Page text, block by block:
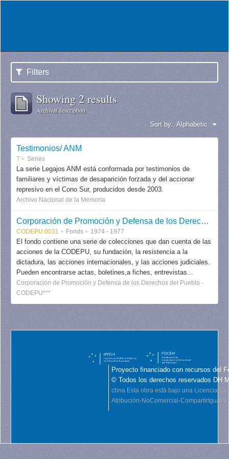
Filters
Showing 2 results
Archival description
Sort by: Alphabetic
Testimonios/ ANM
T Series
La serie Legajos ANM está conformada por testimonios de
familiares y víctimas de desaparición forzada y del accionar
represivo en el Cono Sur, producidos desde 2003.
Archivo Nacional de la Memoria
Corporación de Promoción y Defensa de los Derechos del Pueblo CODEPU
CODEPU 0031 Fonds 1974 - 1977
El fondo contiene una serie de colecciones que dan cuenta de las
acciones de la CODEPU, su fundación, la resistencia a la
dictadura, las acciones internacionales, y las acciones judiciales.
Pueden encontrarse actas, boletines,a fiches, entrevistas...
Corporación de Promoción y Defensa de los Derechos del Pueblo -
CODEPU***
Proyecto financiado con recursos del
© Todos los derechos reservados DH
cbna Esta obra está bajo una Licencia
Atribución-NoComercial-CompartirIgual